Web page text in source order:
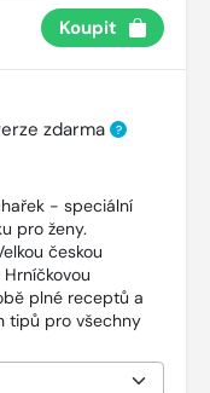
Koupit
zdarma ?
- speciální
pro ženy.
českou
plné receptů a
tipů pro všechny